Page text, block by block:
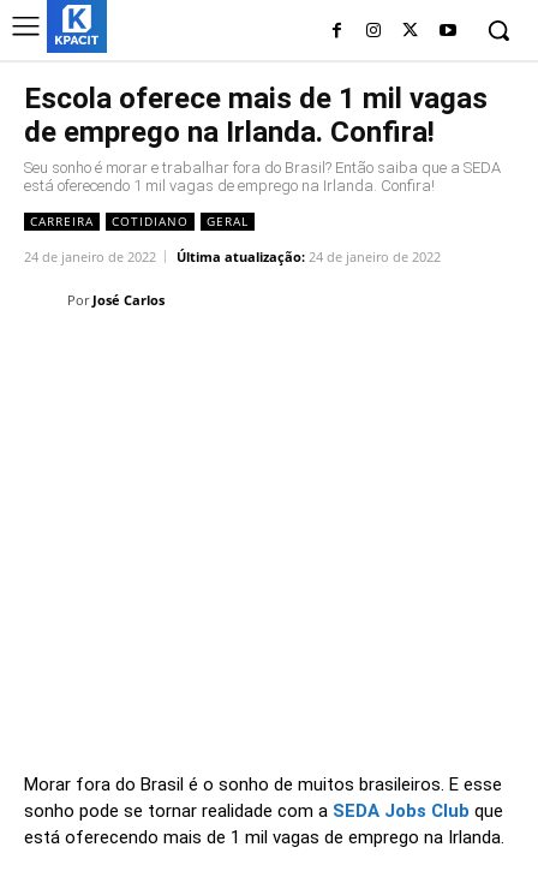
Escola oferece mais de 1 mil vagas
de emprego na Irlanda. Confira!
Seu sonho é morar e trabalhar fora do Brasil? Então saiba que a SEDA
está oferecendo 1 mil vagas de emprego na Irlanda. Confira!
CARREIRA COTIDIANO GERAL
24 de janeiro de 2022 Última atualização: 24 de janeiro de 2022
Por José Carlos
Morar fora do Brasil é o sonho de muitos brasileiros. E esse
sonho pode se tornar realidade com a SEDA Jobs Club que
está oferecendo mais de 1 mil vagas de emprego na Irlanda.